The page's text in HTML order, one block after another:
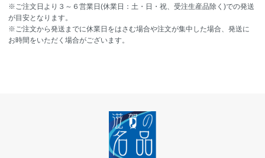
※ご注文日より３～６営業日(休業日：土・日・祝、受注生産品除く)での発送
が目安となります。
※ご注文から発送までに休業日をはさむ場合や注文が集中した場合、発送に
お時間をいただく場合がございます。